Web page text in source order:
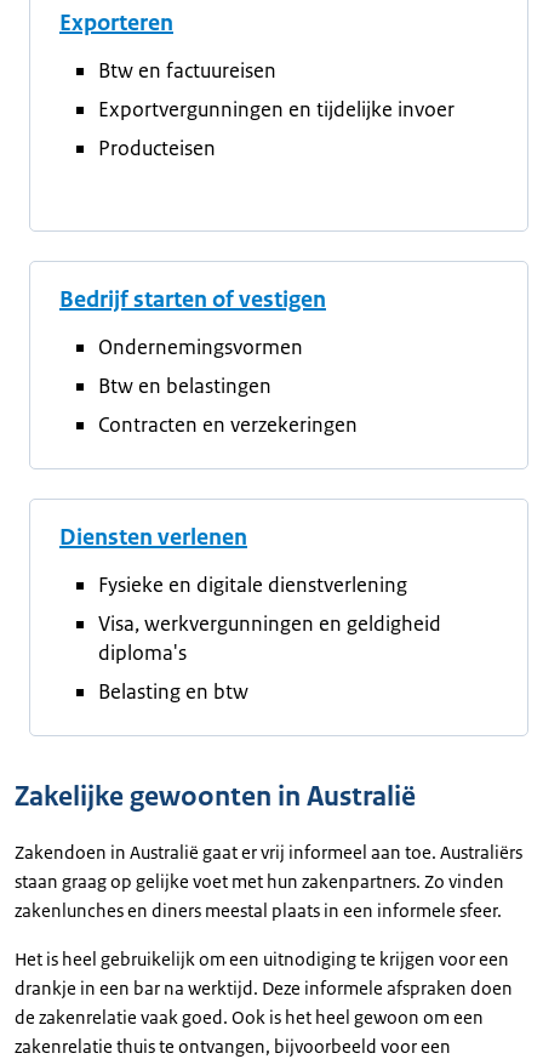
Exporteren
Btw en factuureisen
Exportvergunningen en tijdelijke invoer
Producteisen
Bedrijf starten of vestigen
Ondernemingsvormen
Btw en belastingen
Contracten en verzekeringen
Diensten verlenen
Fysieke en digitale dienstverlening
Visa, werkvergunningen en geldigheid
diploma's
Belasting en btw
Zakelijke gewoonten in Australië
Zakendoen in Australië gaat er vrij informeel aan toe. Australiërs
staan graag op gelijke voet met hun zakenpartners. Zo vinden
zakenlunches en diners meestal plaats in een informele sfeer.
Het is heel gebruikelijk om een uitnodiging te krijgen voor een
drankje in een bar na werktijd. Deze informele afspraken doen
de zakenrelatie vaak goed. Ook is het heel gewoon om een
zakenrelatie thuis te ontvangen, bijvoorbeeld voor een